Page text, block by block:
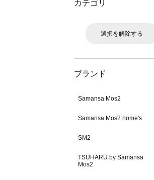
カテゴリ
選択を解除する
ブランド
Samansa Mos2
Samansa Mos2 home's
SM2
TSUHARU by Samansa
Mos2